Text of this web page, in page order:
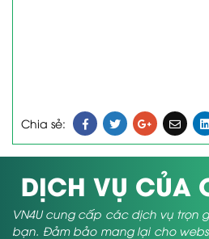
Chia sẻ:
DỊCH VỤ CỦA
VN4U cung cấp các dịch vụ trọn
bạn. Đảm bảo mang lại cho